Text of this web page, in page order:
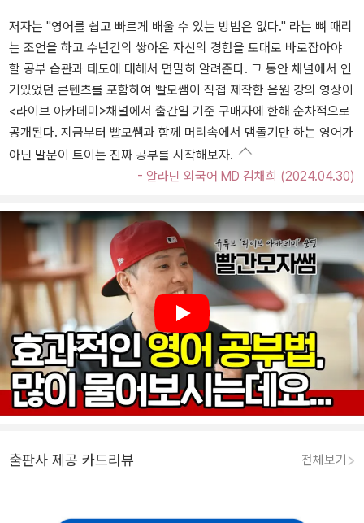
저자는 "영어를 쉽고 빠르게 배울 수 있는 방법은 없다." 라는 뼈 때리
는 조언을 하고 수년간의 쌓아온 자신의 경험을 토대로 바로잡아야
할 공부 습관과 태도에 대해서 면밀히 알려준다. 그 동안 채널에서 인
기있었던 콘텐츠를 포함하여 빨모쌤이 직접 제작한 음원 강의 영상이
<라이브 아카데미>채널에서 출간일 기준 구매자에 한해 순차적으로
공개된다. 지금부터 빨모쌤과 함께 머리속에서 맴돌기만 하는 영어가
아닌 말문이 트이는 진짜 공부를 시작해보자.
- 알라딘 외국어 MD 김채희 (2024.04.30)
Play
출판사 제공 카드리뷰 전체보기